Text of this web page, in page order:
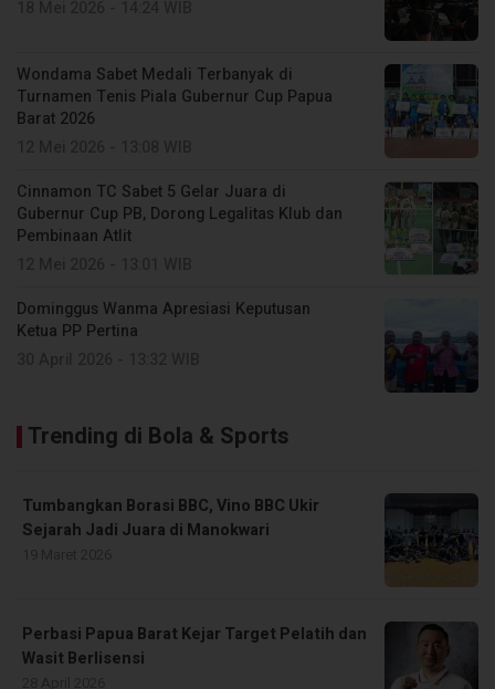
Wondama Sabet Medali Terbanyak di
Turnamen Tenis Piala Gubernur Cup Papua
Barat 2026
Cinnamon TC Sabet 5 Gelar Juara di
Gubernur Cup PB, Dorong Legalitas Klub dan
Pembinaan Atlit
Dominggus Wanma Apresiasi Keputusan
Ketua PP Pertina
Trending di Bola & Sports
Tumbangkan Borasi BBC, Vino BBC Ukir
Sejarah Jadi Juara di Manokwari
Perbasi Papua Barat Kejar Target Pelatih dan
Wasit Berlisensi